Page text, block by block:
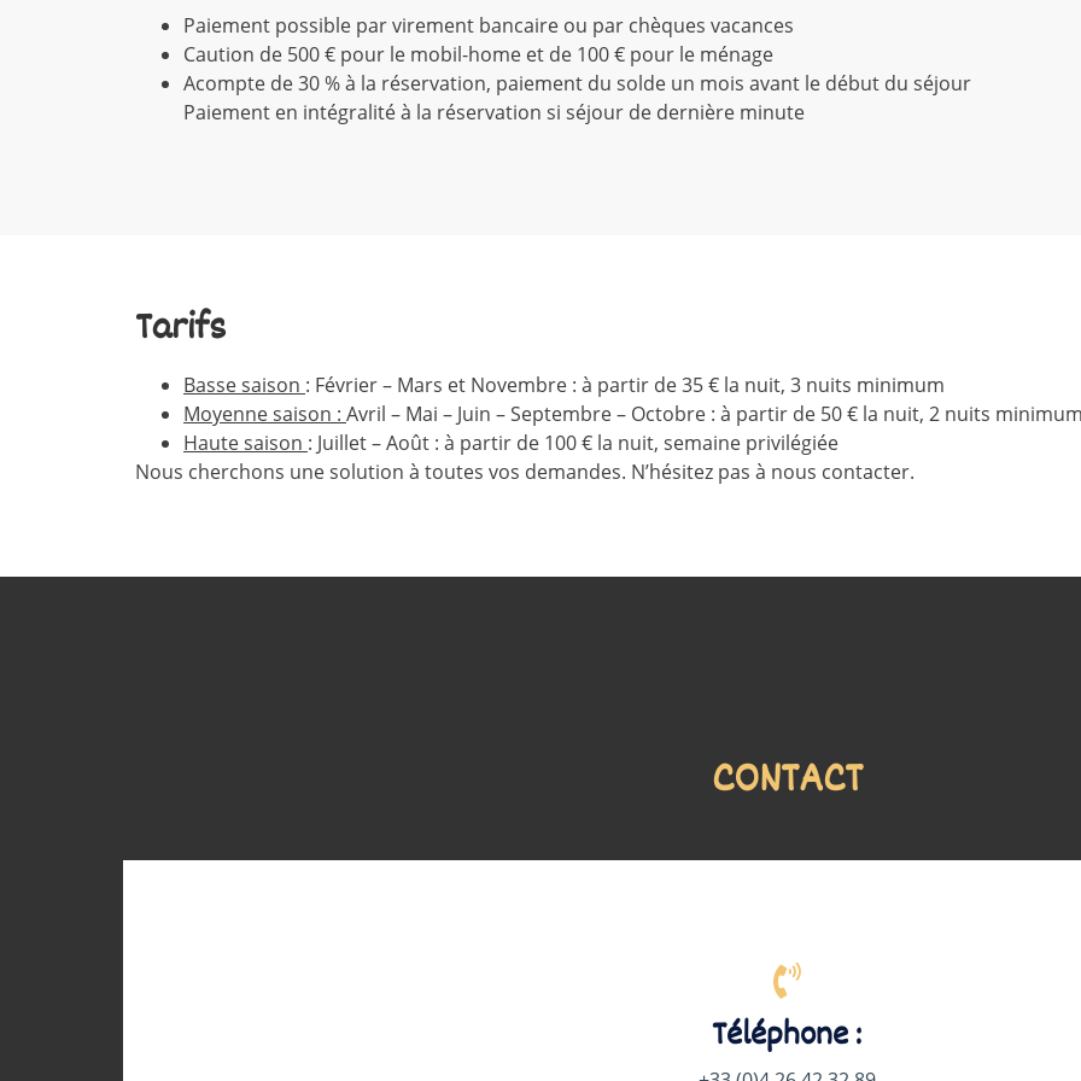
Paiement possible par virement bancaire ou par chèques vacances
Caution de 500 € pour le mobil-home et de 100 € pour le ménage
Acompte de 30 % à la réservation, paiement du solde un mois avant le début du séjour
Paiement en intégralité à la réservation si séjour de dernière minute
Tarifs
Basse saison : Février – Mars et Novembre : à partir de 35 € la nuit, 3 nuits minimum
Moyenne saison : Avril – Mai – Juin – Septembre – Octobre : à partir de 50 € la nuit, 2 nuits
Haute saison : Juillet – Août : à partir de 100 € la nuit, semaine privilégiée
Nous cherchons une solution à toutes vos demandes. N’hésitez pas à nous contacter.
CONTACT
Téléphone :